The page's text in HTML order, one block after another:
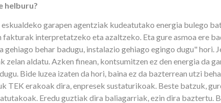
helburu?
eskualdeko garapen agentziak kudeatutako energia bulego
interpretatzeko eta azaltzeko. Eta gure asmoa ere
gehiago behar badugu, instalazio gehiago egingo dugu" hori.
zelan aldatu. Azken finean, kontsumitzen ez den energia da
Bide luzea izaten da hori, baina ez da bazterrean utzi
TEK erakoak dira, enpresek sustaturikoak. Beste batzuk,
Eredu guztiak dira baliagarriak, ezin dira baztertu.